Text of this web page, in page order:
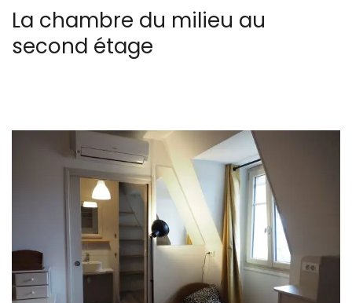
La chambre du milieu au
second étage